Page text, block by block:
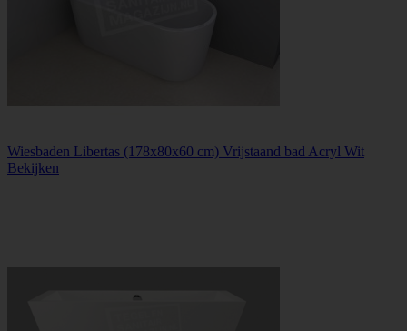
Wiesbaden Libertas (178x80x60 cm) Vrijstaand bad Acryl Wit
Bekijken